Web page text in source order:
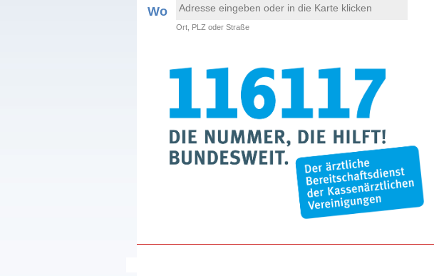
Wo
Ort, PLZ oder Straße